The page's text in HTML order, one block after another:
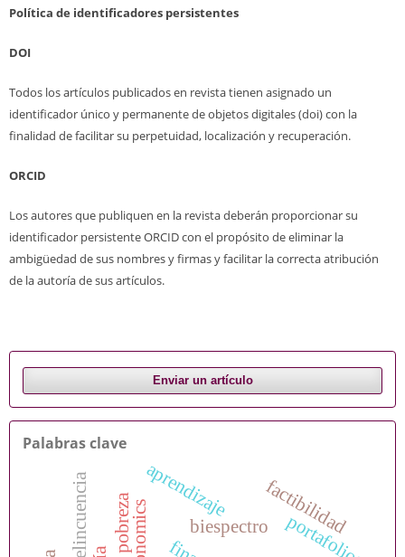
Política de identificadores persistentes
DOI
Todos los artículos publicados en revista tienen asignado un
identificador único y permanente de objetos digitales (doi) con la
finalidad de facilitar su perpetuidad, localización y recuperación.
ORCID
Los autores que publiquen en la revista deberán proporcionar su
identificador persistente ORCID con el propósito de eliminar la
ambigüedad de sus nombres y firmas y facilitar la correcta atribución
de la autoría de sus artículos.
Enviar un artículo
Palabras clave
economics
a portafolios
biespectrofactibilidad
aprendizaje
delincuencia